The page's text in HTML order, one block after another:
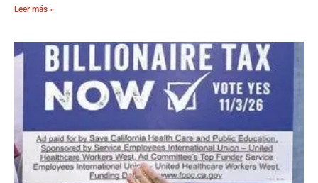
Leer más »